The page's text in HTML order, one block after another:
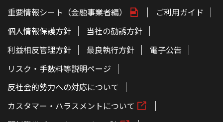
重要情報シート（金融事業者編）
ご利用ガイド
個人情報保護方針
当社の勧誘方針
利益相反管理方針
最良執行方針
電子公告
リスク・手数料等説明ページ
反社会的勢力への対応について
カスタマー・ハラスメントについて